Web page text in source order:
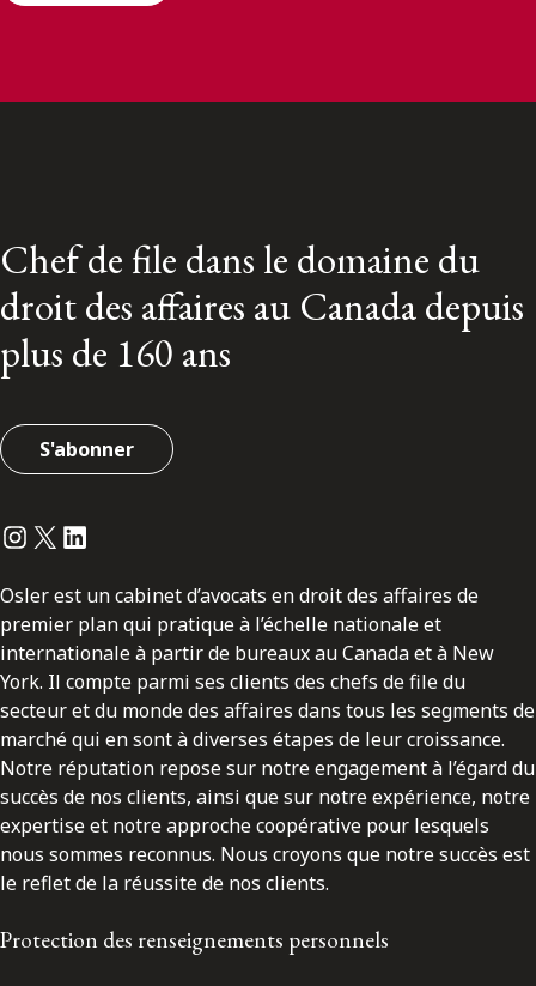
Chef de file dans le domaine du
droit des affaires au Canada depuis
plus de 160 ans
S'abonner
Instagram
Twitter
LinkedIn
Osler est un cabinet d’avocats en droit des affaires de
premier plan qui pratique à l’échelle nationale et
internationale à partir de bureaux au Canada et à New
York. Il compte parmi ses clients des chefs de file du
secteur et du monde des affaires dans tous les segments de
marché qui en sont à diverses étapes de leur croissance.
Notre réputation repose sur notre engagement à l’égard du
succès de nos clients, ainsi que sur notre expérience, notre
expertise et notre approche coopérative pour lesquels
nous sommes reconnus. Nous croyons que notre succès est
le reflet de la réussite de nos clients.
Protection des renseignements personnels